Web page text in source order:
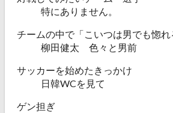
特にありません。
チームの中で「こいつは男でも惚
柳田健太 色々と男前
サッカーを始めたきっかけ
日韓WCを見て
ゲン担ぎ